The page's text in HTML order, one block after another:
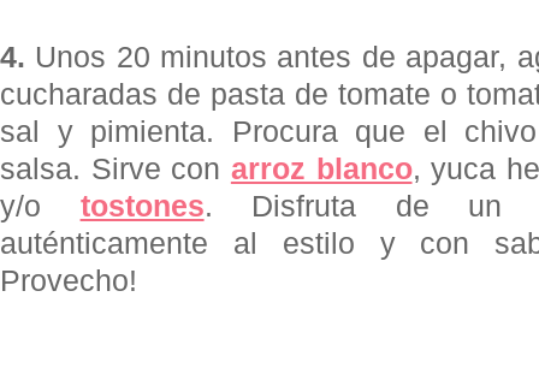
4. Unos 20 minutos antes de apagar,
cucharadas de pasta de tomate o
sal y pimienta. Procura que el
salsa. Sirve con arroz blanco, yuca
y/o tostones. Disfruta de un
auténticamente al estilo y con
Provecho!